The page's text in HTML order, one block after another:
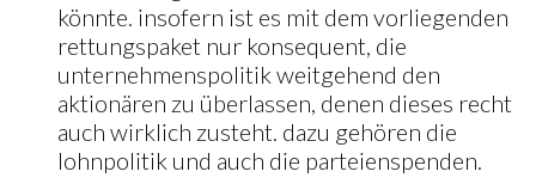
könnte. insofern ist es mit dem vorliegenden
rettungspaket nur konsequent, die
unternehmenspolitik weitgehend den
aktionären zu überlassen, denen dieses recht
auch wirklich zusteht. dazu gehören die
lohnpolitik und auch die parteienspenden.